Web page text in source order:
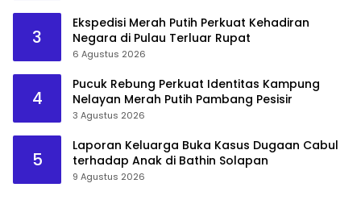
3
Ekspedisi Merah Putih Perkuat Kehadiran
Negara di Pulau Terluar Rupat
6 Agustus 2026
4
Pucuk Rebung Perkuat Identitas Kampung
Nelayan Merah Putih Pambang Pesisir
3 Agustus 2026
5
Laporan Keluarga Buka Kasus Dugaan Cabul
terhadap Anak di Bathin Solapan
9 Agustus 2026